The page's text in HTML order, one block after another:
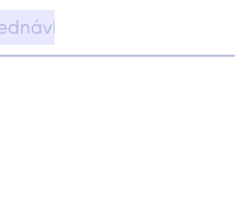
📝